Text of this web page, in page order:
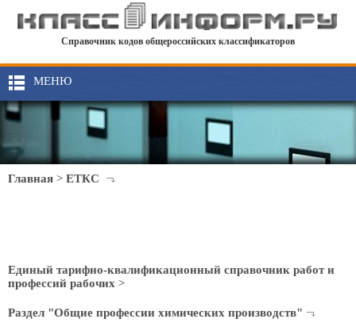
Справочник кодов общероссийских классификаторов
МЕНЮ
Главная > ЕТКС
Единый тарифно-квалификационный справочник работ и
профессий рабочих >
Раздел "Общие профессии химических производств"